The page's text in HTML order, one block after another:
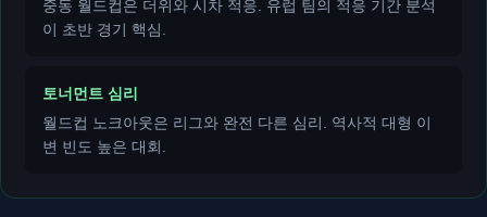
중동 월드컵은 더위와 시차 적응. 유럽 팀의 적응 기간 분석
이 초반 경기 핵심.
토너먼트 심리
월드컵 노크아웃은 리그와 완전 다른 심리. 역사적 대형 이
변 빈도 높은 대회.